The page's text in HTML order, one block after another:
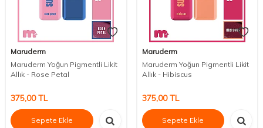
Maruderm
Maruderm Yoğun Pigmentli Likit
Allık - Rose Petal
375,00TL
Sepete Ekle
Maruderm
Maruderm Yoğun Pigmentli Likit
Allık - Hibiscus
375,00TL
Sepete Ekle